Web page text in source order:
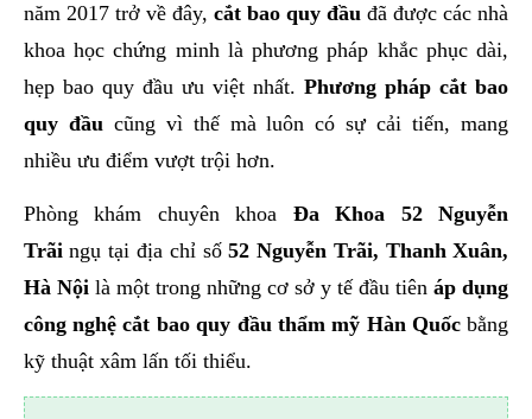
năm 2017 trở về đây, cắt bao quy đầu đã được các nhà
khoa học chứng minh là phương pháp khắc phục dài,
hẹp bao quy đầu ưu việt nhất.Phương pháp cắt bao
quy đầucũng vì thế mà luôn có sự cải tiến, mang
nhiều ưu điểm vượt trội hơn.
Phòng khám chuyên khoa Đa Khoa 52 Nguyễn
Trãingụ tại địa chỉ số52 Nguyễn Trãi, Thanh Xuân,
Hà Nộilà một trong những cơ sở y tế đầu tiênáp dụng
công nghệ cắt bao quy đầu thẩm mỹ Hàn Quốc bằng
kỹ thuật xâm lấn tối thiểu.